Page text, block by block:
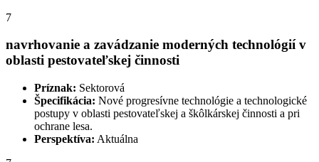
7
navrhovanie a zavádzanie moderných technológií v
oblasti pestovateľskej činnosti
Príznak: Sektorová
Špecifikácia: Nové progresívne technológie a technologické
postupy v oblasti pestovateľskej a škôlkárskej činnosti a pri
ochrane lesa.
Perspektíva: Aktuálna